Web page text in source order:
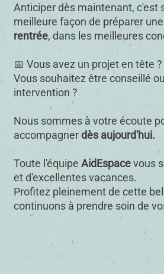
Anticiper dès maintenant, c'est
meilleure façon de préparer une
rentrée, dans les meilleures
📅 Vous avez un projet en tête ?
Vous souhaitez être conseillé
intervention ?
Nous sommes à votre écoute
accompagner dès aujourd'hui.
Toute l'équipe AidEspace vous
et d'excellentes vacances.
Profitez pleinement de cette
continuons à prendre soin de